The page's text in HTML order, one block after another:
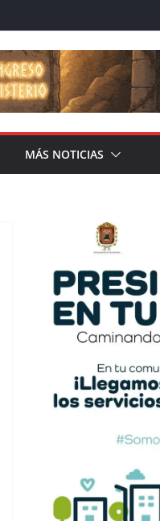
MÁS NOTICIAS